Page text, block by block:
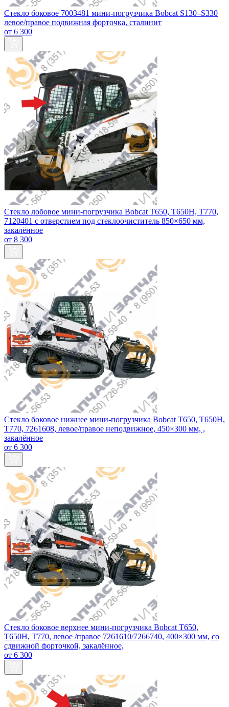
Стекло боковое 7003481 мини-погрузчика Bobcat S130–S330
левое/правое подвижная форточка, сталинит
от 6 300
Стекло лобовое мини‑погрузчика Bobcat T650, T650H, T770,
7120401 с отверстием под стеклоочиститель 850×650 мм,
закалённое
от 8 300
Стекло боковое нижнее мини‑погрузчика Bobcat T650, T650H,
T770, 7261608, левое/правое неподвижное, 450×300 мм, ,
закалённое
от 6 300
Стекло боковое верхнее мини‑погрузчика Bobcat T650,
T650H, T770, левое /правое 7261610/7266740, 400×300 мм, со
сдвижной форточкой, закалённое,
от 6 300